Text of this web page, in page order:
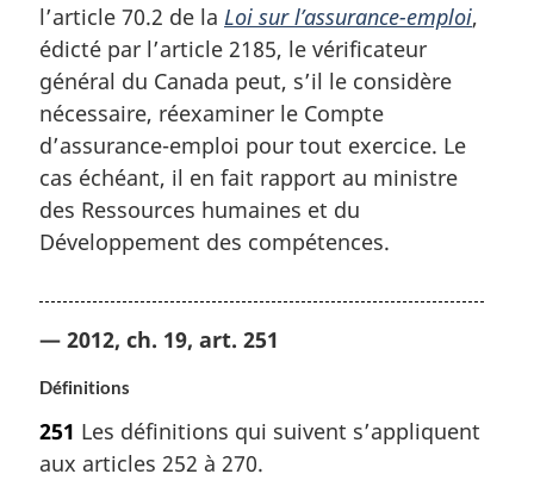
l’article 70.2 de la Loi sur l’assurance-emploi,
édicté par l’article 2185, le vérificateur
général du Canada peut, s’il le considère
nécessaire, réexaminer le Compte
d’assurance-emploi pour tout exercice. Le
cas échéant, il en fait rapport au ministre
des Ressources humaines et du
Développement des compétences.
— 2012, ch. 19, art. 251
Définitions
251 Les définitions qui suivent s’appliquent
aux articles 252 à 270.